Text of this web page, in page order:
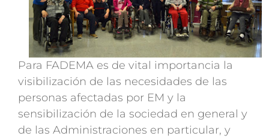
Para FADEMA es de vital importancia la
visibilización de las necesidades de las
personas afectadas por EM y la
sensibilización de la sociedad en general y
de las Administraciones en particular, y